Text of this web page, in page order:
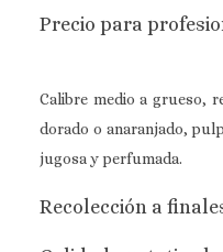
Precio para
Calibre medio a grueso,
dorado o anaranjado,
jugosa y perfumada.
Recolección a